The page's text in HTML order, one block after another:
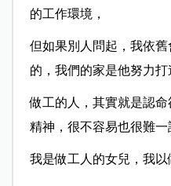
的工作環境，
但如果別人問起，我依
的，我們的家是他努力打
做工的人，其實就是認
精神，很不容易也很難一
我是做工人的女兒，我以